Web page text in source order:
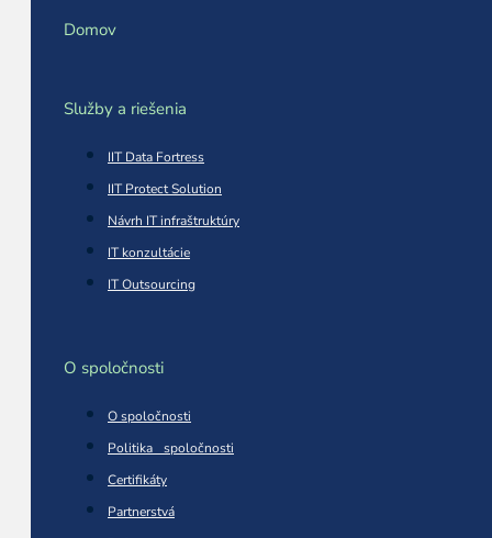
Domov
Služby a riešenia
IIT Data Fortress
IIT Protect Solution
Návrh IT infraštruktúry
IT konzultácie
IT Outsourcing
O spoločnosti
O spoločnosti
Politika spoločnosti
Certifikáty
Partnerstvá